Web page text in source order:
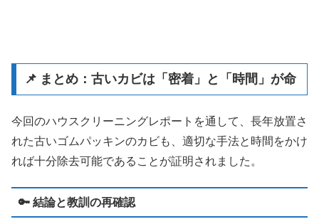
📌 まとめ：古いカビは「密着」と「時間」が命
今回のハウスクリーニングレポートを通して、長年放置さ
れた古いゴムパッキンのカビも、適切な手法と時間をかけ
れば十分除去可能であることが証明されました。
🔑 結論と教訓の再確認